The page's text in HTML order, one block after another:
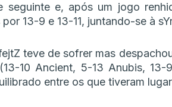
seguinte e, após um jogo
13-9 e 13-11, juntando-se à
teve de sofrer mas
10 Ancient, 5-13 Anubis,
entre os que tiveram